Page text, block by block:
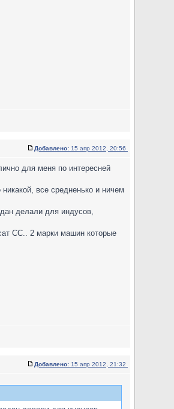
Добавлено: 15 апр 2012, 20:56
для меня по интересней
все средненько и ничем
делали для индусов,
СС.. 2 марки машин которые
Добавлено: 15 апр 2012, 21:32